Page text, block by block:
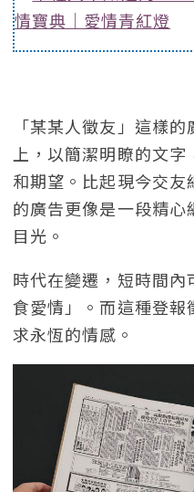
情寶典｜愛情青紅燈
「某某人徵友」這樣
上，以簡潔明瞭的文
和期望。比起現今交
的廣告更像是一段精
目光。
時代在變遷，短時間
食愛情」。而這種登報
求永恆的情感。